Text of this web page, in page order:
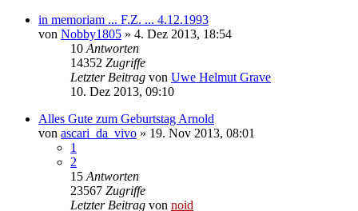
in memoriam ... F.Z. ... 4.12.1993
von Nobby1805 » 4. Dez 2013, 18:54
10 Antworten
14352 Zugriffe
Letzter Beitrag von Uwe Helmut Grave
10. Dez 2013, 09:10
Alles Gute zum Geburtstag Arnold
von ascari_da_vivo » 19. Nov 2013, 08:01
1
2
15 Antworten
23567 Zugriffe
Letzter Beitrag von noid